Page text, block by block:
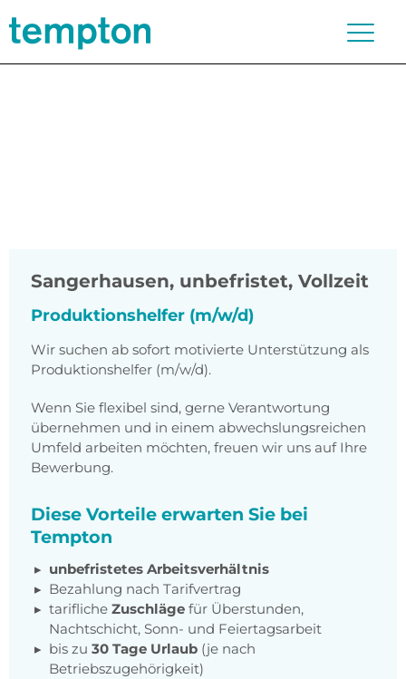
Sangerhausen, unbefristet, Vollzeit
Produktionshelfer (m/w/d)
Wir suchen ab sofort motivierte Unterstützung als
Produktionshelfer (m/w/d).
Wenn Sie flexibel sind, gerne Verantwortung
übernehmen und in einem abwechslungsreichen
Umfeld arbeiten möchten, freuen wir uns auf Ihre
Bewerbung.
Diese Vorteile erwarten Sie bei
Tempton
unbefristetes Arbeitsverhältnis
Bezahlung nach Tarifvertrag
tarifliche Zuschläge für Überstunden,
Nachtschicht, Sonn- und Feiertagsarbeit
bis zu 30 Tage Urlaub (je nach
Betriebszugehörigkeit)